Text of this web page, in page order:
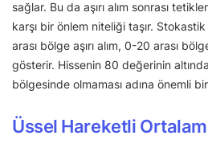
sağlar. Bu da aşırı alım sonrası
karşı bir önlem niteliği taşır.
arası bölge aşırı alım, 0-20 arası
gösterir. Hissenin 80 değerinin altında
bölgesinde olmaması adına önemli
Üssel Hareketli